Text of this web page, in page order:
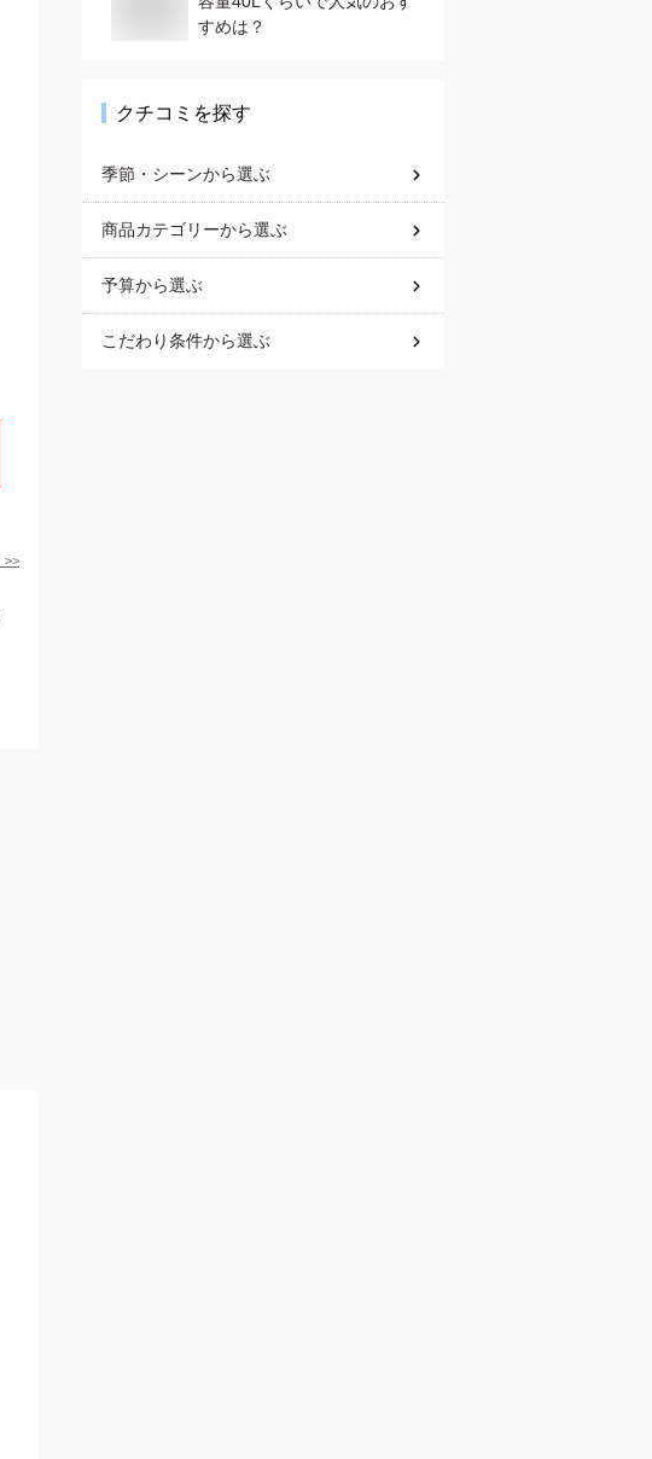
>>
すめは？
クチコミを探す
季節・シーンから選ぶ
商品カテゴリーから選ぶ
予算から選ぶ
こだわり条件から選ぶ